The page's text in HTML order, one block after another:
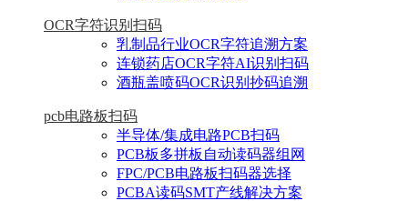
OCR字符识别扫码
乳制品行业OCR字符追溯方案
连锁药店OCR字符AI识别扫码
酒瓶盖喷码OCR识别抄码追溯
pcb电路板扫码
半导体/集成电路PCB扫码
PCB板多拼板自动读码器组网
FPC/PCB电路板扫码器选择
PCBA读码SMT产线解决方案